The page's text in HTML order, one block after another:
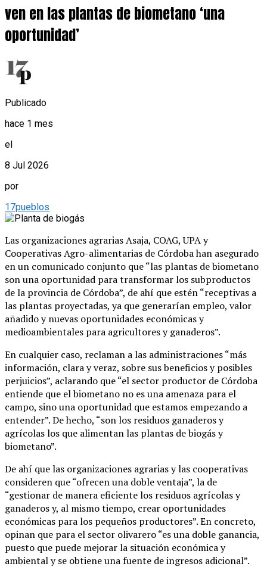
ven en las plantas de biometano ‘una
oportunidad’
Publicado
hace 1 mes
el
8 Jul 2026
por
17pueblos
Las organizaciones agrarias Asaja, COAG, UPA y
Cooperativas Agro-alimentarias de Córdoba han asegurado
en un comunicado conjunto que “las plantas de biometano
son una oportunidad para transformar los subproductos
de la provincia de Córdoba”, de ahí que estén “receptivas a
las plantas proyectadas, ya que generarían empleo, valor
añadido y nuevas oportunidades económicas y
medioambientales para agricultores y ganaderos”.
En cualquier caso, reclaman a las administraciones “más
información, clara y veraz, sobre sus beneficios y posibles
perjuicios”, aclarando que “el sector productor de Córdoba
entiende que el biometano no es una amenaza para el
campo, sino una oportunidad que estamos empezando a
entender”. De hecho, “son los residuos ganaderos y
agrícolas los que alimentan las plantas de biogás y
biometano”.
De ahí que las organizaciones agrarias y las cooperativas
consideren que “ofrecen una doble ventaja”, la de
“gestionar de manera eficiente los residuos agrícolas y
ganaderos y, al mismo tiempo, crear oportunidades
económicas para los pequeños productores”. En concreto,
opinan que para el sector olivarero “es una doble ganancia,
puesto que puede mejorar la situación económica y
ambiental y se obtiene una fuente de ingresos adicional”.